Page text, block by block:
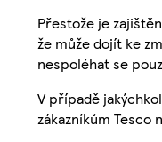
Přestože je
že může dojít ke
nespoléhat se
V případě
zákazníkům Tesco